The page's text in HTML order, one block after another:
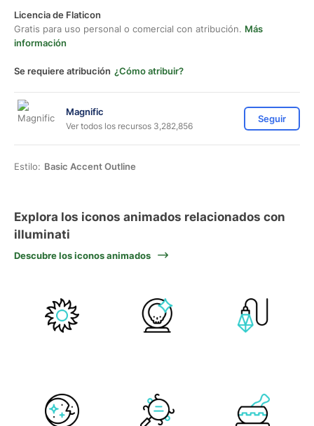
Licencia de Flaticon
Gratis para uso personal o comercial con atribución. Más
información
Se requiere atribución ¿Cómo atribuir?
Magnific
Ver todos los recursos 3,282,856
Seguir
Estilo: Basic Accent Outline
Explora los iconos animados relacionados con
illuminati
Descubre los iconos animados